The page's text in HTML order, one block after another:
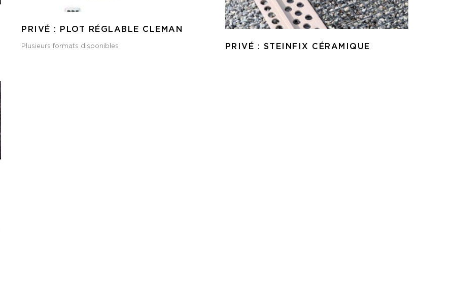
PRIVÉ : PLOT RÉGLABLE CLEMAN
Plusieurs formats disponibles PRIVÉ : STEINFIX CÉRAMIQUE